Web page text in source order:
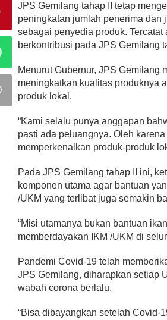
JPS Gemilang tahap II tetap
peningkatan jumlah penerima dan
sebagai penyedia produk.
berkontribusi pada JPS Gemilang
Menurut Gubernur, JPS Gemilang
meningkatkan kualitas produknya
produk lokal.
“Kami selalu punya anggapan
pasti ada peluangnya. Oleh
memperkenalkan produk-produk
Pada JPS Gemilang tahap II ini,
komponen utama agar bantuan
/UKM yang terlibat juga semakin
“Misi utamanya bukan bantuan
memberdayakan IKM /UKM di
Pandemi Covid-19 telah
JPS Gemilang, diharapkan setiap
wabah corona berlalu.
“Bisa dibayangkan setelah Covid-